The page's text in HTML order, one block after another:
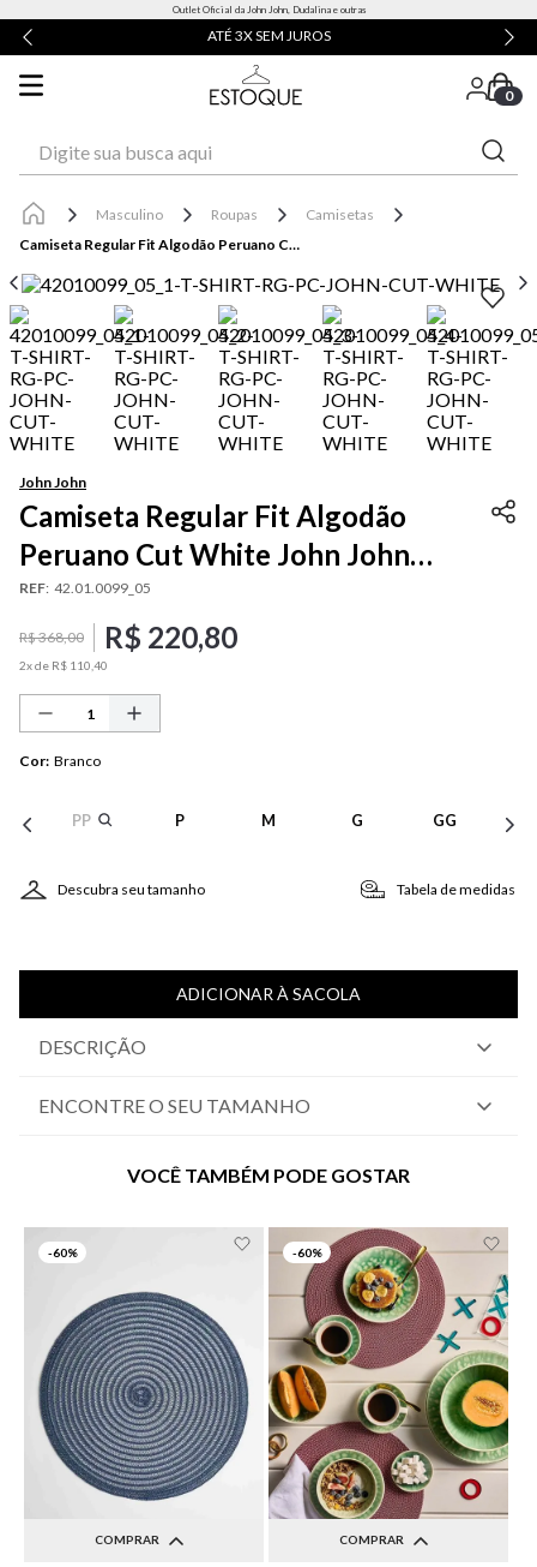
Outlet Oficial da John John, Dudalina e outras
ATÉ 3X SEM JUROS
0
Masculino Roupas
Camisetas
Camiseta Regular Fit Algodão Peruano Cut White John John Masculina
John John
Camiseta Regular Fit Algodão
Peruano Cut White John John
Masculina
REF: 42.01.0099_05
R$368,00 R$ 220,80
2x de R$ 110 40
Cor: Branco
PP P M G GG
Descubra seu tamanho Tabela de medidas
ADICIONAR À SACOLA
DESCRIÇÃO
ENCONTRE O SEU TAMANHO
VOCÊ TAMBÉM PODE GOSTAR
-60%
COMPRAR
-60%
COMPRAR